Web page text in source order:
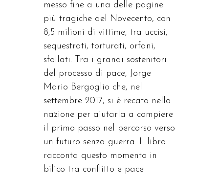
messo fine a una delle pagine
più tragiche del Novecento, con
8,5 milioni di vittime, tra uccisi,
sequestrati, torturati, orfani,
sfollati. Tra i grandi sostenitori
del processo di pace, Jorge
Mario Bergoglio che, nel
settembre 2017, si è recato nella
nazione per aiutarla a compiere
il primo passo nel percorso verso
un futuro senza guerra. Il libro
racconta questo momento in
bilico tra conflitto e pace